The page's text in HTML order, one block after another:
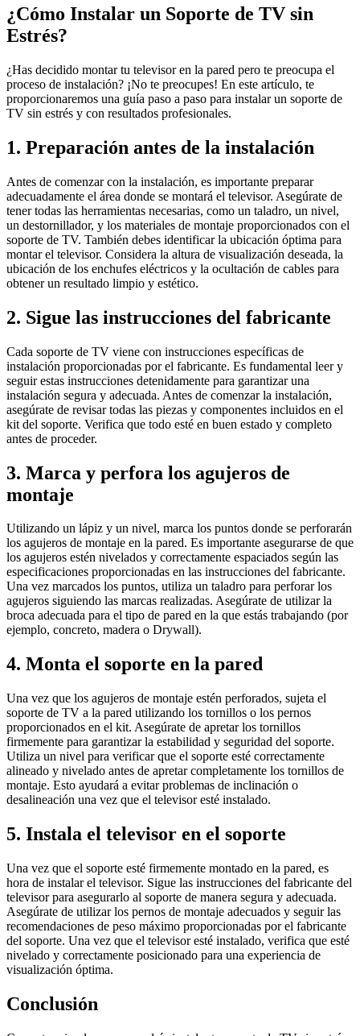
¿Cómo Instalar un Soporte de TV sin
Estrés?
¿Has decidido montar tu televisor en la pared pero te preocupa el
proceso de instalación? ¡No te preocupes! En este artículo, te
proporcionaremos una guía paso a paso para instalar un soporte de
TV sin estrés y con resultados profesionales.
1. Preparación antes de la instalación
Antes de comenzar con la instalación, es importante preparar
adecuadamente el área donde se montará el televisor. Asegúrate de
tener todas las herramientas necesarias, como un taladro, un nivel,
un destornillador, y los materiales de montaje proporcionados con el
soporte de TV. También debes identificar la ubicación óptima para
montar el televisor. Considera la altura de visualización deseada, la
ubicación de los enchufes eléctricos y la ocultación de cables para
obtener un resultado limpio y estético.
2. Sigue las instrucciones del fabricante
Cada soporte de TV viene con instrucciones específicas de
instalación proporcionadas por el fabricante. Es fundamental leer y
seguir estas instrucciones detenidamente para garantizar una
instalación segura y adecuada. Antes de comenzar la instalación,
asegúrate de revisar todas las piezas y componentes incluidos en el
kit del soporte. Verifica que todo esté en buen estado y completo
antes de proceder.
3. Marca y perfora los agujeros de
montaje
Utilizando un lápiz y un nivel, marca los puntos donde se perforarán
los agujeros de montaje en la pared. Es importante asegurarse de que
los agujeros estén nivelados y correctamente espaciados según las
especificaciones proporcionadas en las instrucciones del fabricante.
Una vez marcados los puntos, utiliza un taladro para perforar los
agujeros siguiendo las marcas realizadas. Asegúrate de utilizar la
broca adecuada para el tipo de pared en la que estás trabajando (por
ejemplo, concreto, madera o Drywall).
4. Monta el soporte en la pared
Una vez que los agujeros de montaje estén perforados, sujeta el
soporte de TV a la pared utilizando los tornillos o los pernos
proporcionados en el kit. Asegúrate de apretar los tornillos
firmemente para garantizar la estabilidad y seguridad del soporte.
Utiliza un nivel para verificar que el soporte esté correctamente
alineado y nivelado antes de apretar completamente los tornillos de
montaje. Esto ayudará a evitar problemas de inclinación o
desalineación una vez que el televisor esté instalado.
5. Instala el televisor en el soporte
Una vez que el soporte esté firmemente montado en la pared, es
hora de instalar el televisor. Sigue las instrucciones del fabricante del
televisor para asegurarlo al soporte de manera segura y adecuada.
Asegúrate de utilizar los pernos de montaje adecuados y seguir las
recomendaciones de peso máximo proporcionadas por el fabricante
del soporte. Una vez que el televisor esté instalado, verifica que esté
nivelado y correctamente posicionado para una experiencia de
visualización óptima.
Conclusión